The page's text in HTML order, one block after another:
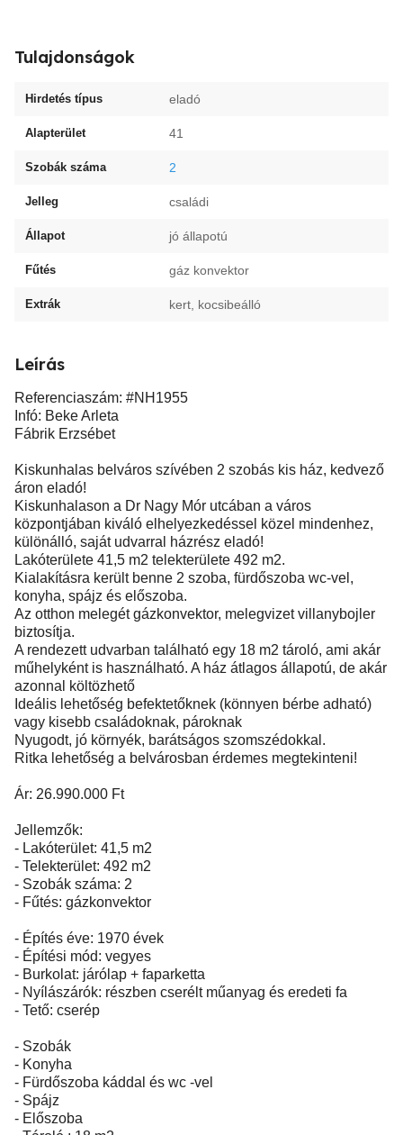
Tulajdonságok
Hirdetés típus eladó
Alapterület 41
Szobák száma 2
Jelleg családi
Állapot jó állapotú
Fűtés gáz konvektor
Extrák kert, kocsibeálló
Leírás
Referenciaszám: #NH1955
Infó: Beke Arleta
Fábrik Erzsébet
Kiskunhalas belváros szívében 2 szobás kis ház, kedvező
áron eladó!
Kiskunhalason a Dr Nagy Mór utcában a város
központjában kiváló elhelyezkedéssel közel mindenhez,
különálló, saját udvarral házrész eladó!
Lakóterülete 41,5 m2 telekterülete 492 m2.
Kialakításra került benne 2 szoba, fürdőszoba wc-vel,
konyha, spájz és előszoba.
Az otthon melegét gázkonvektor, melegvizet villanybojler
biztosítja.
A rendezett udvarban található egy 18 m2 tároló, ami akár
műhelyként is használható. A ház átlagos állapotú, de akár
azonnal költözhető
Ideális lehetőség befektetőknek (könnyen bérbe adható)
vagy kisebb családoknak, pároknak
Nyugodt, jó környék, barátságos szomszédokkal.
Ritka lehetőség a belvárosban érdemes megtekinteni!
Ár: 26.990.000 Ft
Jellemzők:
- Lakóterület: 41,5 m2
- Telekterület: 492 m2
- Szobák száma: 2
- Fűtés: gázkonvektor
- Építés éve: 1970 évek
- Építési mód: vegyes
- Burkolat: járólap + faparketta
- Nyílászárók: részben cserélt műanyag és eredeti fa
- Tető: cserép
- Szobák
- Konyha
- Fürdőszoba káddal és wc -vel
- Spájz
- Előszoba